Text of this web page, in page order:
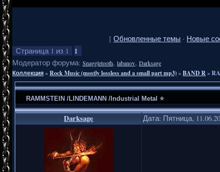
[ Обновленные темы · Новые
Страница 1 из 1 1
Модератор форума: Snaggletooth, labanov, Darksage
Коллекция»Rock Music (mostly lossless and a small part mp3)»BAND R»
RAMMSTEIN /LINDEMANN /Industrial Metal ⭐
Darksage Дата: Пятница,